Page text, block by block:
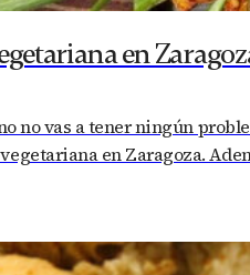
en
no vas a tener ningún
en Zaragoza.